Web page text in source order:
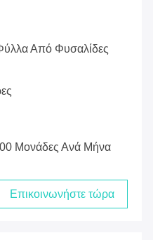
Από Φυσαλίδες
Μονάδες Ανά Μήνα
Επικοινωνήστε τώρα